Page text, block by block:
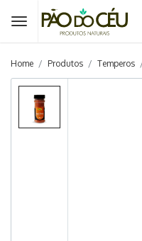
Home Produtos Temperos